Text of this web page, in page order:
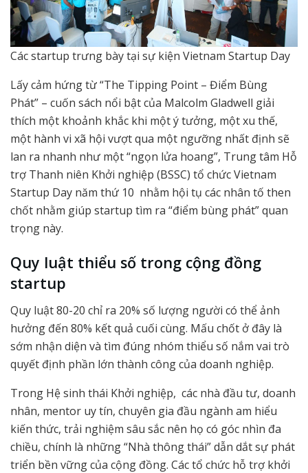
Các startup trưng bày tại sự kiện Vietnam Startup Day
Lấy cảm hứng từ “The Tipping Point – Điểm Bùng
Phát” – cuốn sách nổi bật của Malcolm Gladwell giải
thích một khoảnh khắc khi một ý tưởng, một xu thế,
một hành vi xã hội vượt qua một ngưỡng nhất định sẽ
lan ra nhanh như một “ngọn lửa hoang”, Trung tâm Hỗ
trợ Thanh niên Khởi nghiệp (BSSC) tổ chứcVietnam
Startup Day năm thứ 10 nhằm hội tụ các nhân tố then
chốt nhằm giúp startup tìm ra “điểm bùng phát” quan
trọng này.
Quy luật thiểu số trong cộng đồng
startup
Quy luật 80-20 chỉ ra 20% số lượng người có thể ảnh
hưởng đến 80% kết quả cuối cùng. Mấu chốt ở đây là
sớm nhận diện và tìm đúng nhóm thiểu số nắm vai trò
quyết định phần lớn thành công của doanh nghiệp.
Trong Hệ sinh thái Khởi nghiệp, các nhà đầu tư, doanh
nhân, mentor uy tín, chuyên gia đầu ngành am hiểu
kiến thức, trải nghiệm sâu sắc nên họ có góc nhìn đa
chiều, chính là những “Nhà thông thái” dẫn dắt sự phát
triển bền vững của cộng đồng. Các tổ chức hỗ trợ khởi